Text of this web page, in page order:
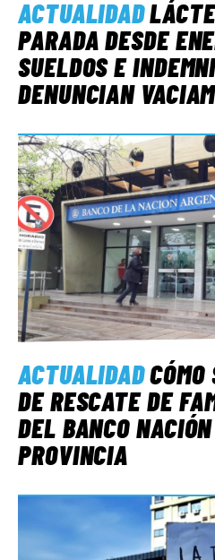
ACTUALIDAD
PARADA DESDE
SUELDOS E
DENUNCIAN
ACTUALIDAD
DE RESCATE DE
DEL BANCO
PROVINCIA